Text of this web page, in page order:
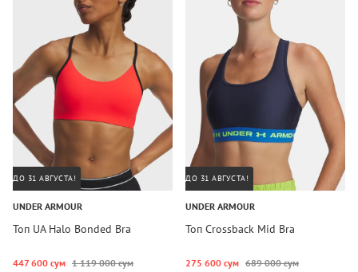
ДО 31 АВГУСТА!
UNDER ARMOUR
Топ UA Halo Bonded Bra
447 600 сум 1 119 000 сум
ДО 31 АВГУСТА!
UNDER ARMOUR
Топ Crossback Mid Bra
275 600 сум 689 000 сум